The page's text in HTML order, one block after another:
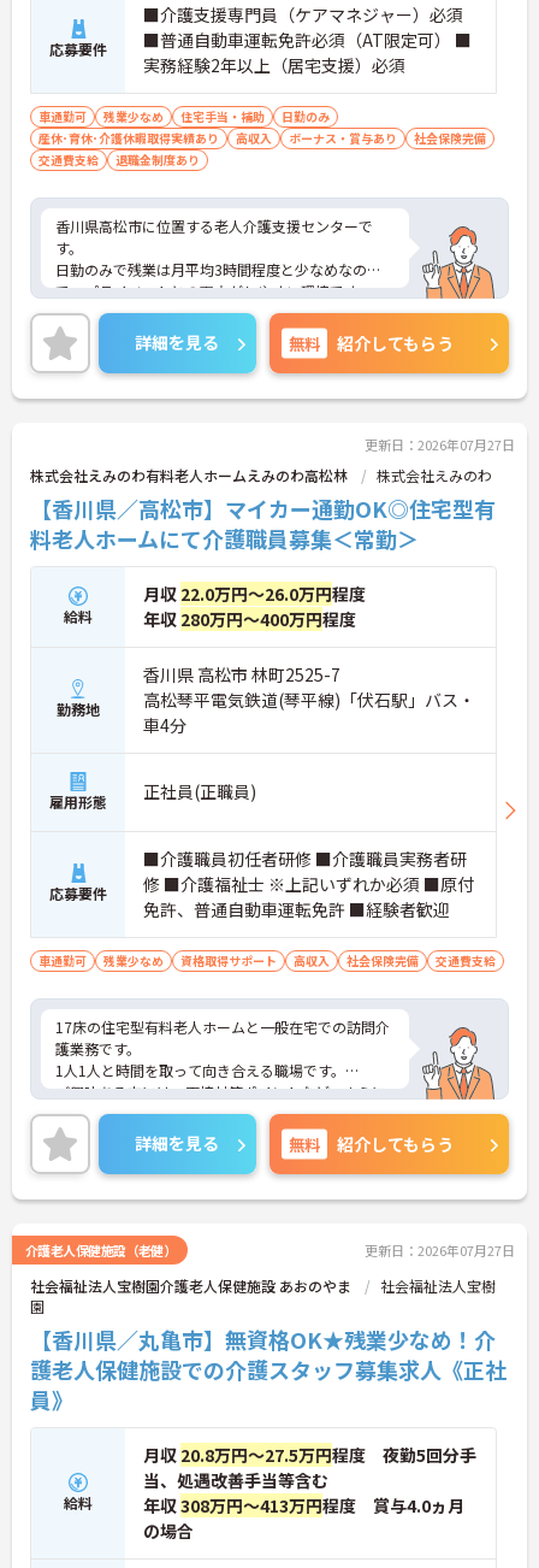
応募要件
■介護支援専門員（ケアマネジャー）必須
■普通自動車運転免許必須（AT限定可） ■
実務経験2年以上（居宅支援）必須
車通勤可 残業少なめ 住宅手当・補助
日勤のみ
産休･育休･介護休暇取得実績あり
高収入 ボーナス・賞与あり
社会保険完備
交通費支給
退職金制度あり
香川県高松市に位置する老人介護支援センターで
す。
日勤のみで残業は月平均3時間程度と少なめなの
で、プライベートとの両立がしやすい環境です。
賞与は計4.2ヶ月分の支給実績と、嬉しい高待遇で
す。
ご興味のある方には、面接対策ポイントなど、さら
に詳細をお話しいたしますのでお気軽にご相談くだ
さい！
詳細を見る 無料 紹介してもらう
更新日：2026年07月27日
株式会社えみのわ有料老人ホームえみのわ高松林 株式会社えみのわ
【香川県／高松市】マイカー通勤OK◎住宅型有
料老人ホームにて介護職員募集＜常勤＞
給料
月収 22.0万円～26.0万円程度
年収 280万円～400万円程度
勤務地
香川県 高松市 林町2525-7
高松琴平電気鉄道(琴平線)「伏石駅」バス・
車4分
雇用形態 正社員(正職員)
応募要件
■介護職員初任者研修 ■介護職員実務者研
修 ■介護福祉士 ※上記いずれか必須 ■原付
免許、普通自動車運転免許 ■経験者歓迎
車通勤可 残業少なめ 資格取得サポート 高収入 社会保険完備 交通費支給
17床の住宅型有料老人ホームと一般在宅での訪問介
護業務です。
1人1人と時間を取って向き合える職場です。
ご興味ある方には、面接対策ポイントなど、さらに
詳細をお話しいたしますのでお気軽にご相談くださ
い。
詳細を見る 無料 紹介してもらう
介護老人保健施設（老健） 更新日：2026年07月27日
社会福祉法人宝樹園介護老人保健施設 あおのやま
社会福祉法人宝樹
園
【香川県／丸亀市】無資格OK★残業少なめ！介
護老人保健施設での介護スタッフ募集求人《正社
員》
給料
月収 20.8万円～27.5万円程度 夜勤5回分手
当、処遇改善手当等含む
年収308万円～413万円程度 賞与4.0ヵ月
の場合